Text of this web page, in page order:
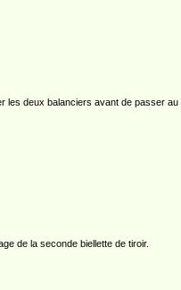
les deux balanciers avant de passer au
de la seconde biellette de tiroir.